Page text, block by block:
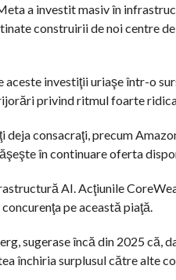
a investit masiv în
construirii de noi centre
investiţii uriaşe într-o
privind ritmul foarte
deja consacraţi, precum
în continuare oferta
AI. Acţiunile
pe această piaţă.
sugerase încă din 2025 că,
închiria surplusul către alte